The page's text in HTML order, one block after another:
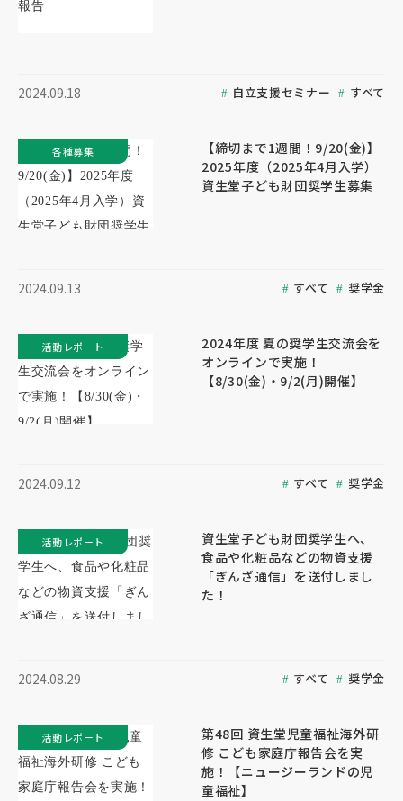
2024.09.18 自立支援セミナー すべて
【締切まで1週間！9/20(金)】
2025年度（2025年4月入学）
資生堂子ども財団奨学生募集
2024.09.13 すべて 奨学金
各種募集
2024年度 夏の奨学生交流会を
オンラインで実施！
【8/30(金)・9/2(月)開催】
2024.09.12 すべて 奨学金
活動レポート
資生堂子ども財団奨学生へ、
食品や化粧品などの物資支援
「ぎんざ通信」を送付しまし
た！
2024.08.29 すべて 奨学金
活動レポート
第48回 資生堂児童福祉海外研
修 こども家庭庁報告会を実
施！【ニュージーランドの児
童福祉】
活動レポート